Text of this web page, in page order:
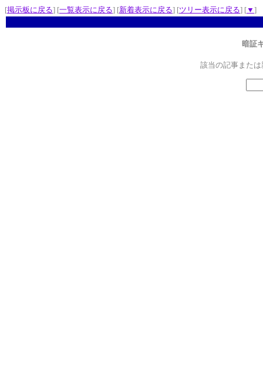
[掲示板に戻る] [一覧表示に戻る] [新着表示に戻る] [ツリー表示に戻る] [▼ ]
暗証
該当の記事また